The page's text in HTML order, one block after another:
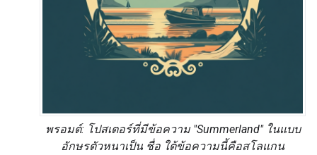
พรอมต์: โปสเตอร์ที่มีข้อความ "Summerland" ในแบบ
อักษรตัวหนาเป็น ชื่อ ใต้ข้อความนี้คือสโลแกน